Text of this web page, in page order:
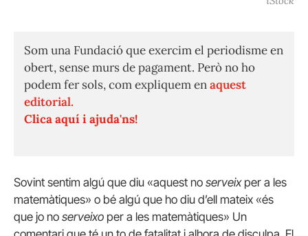
Som una Fundació que exercim el periodisme en
obert, sense murs de pagament. Però no ho
podem fer sols, com expliquem enaquest
editorial.
Clica aquí i ajuda'ns!
Sovint sentim algú que diu «aquest no serveixper a les
matemàtiques» o bé algú que ho diu d’ell mateix «és
que jo no serveixo per a les matemàtiques» Un